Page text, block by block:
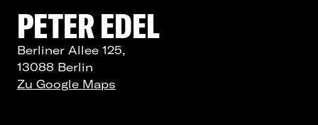
PETER EDEL
Berliner Allee 125,
13088 Berlin
Zu Google Maps